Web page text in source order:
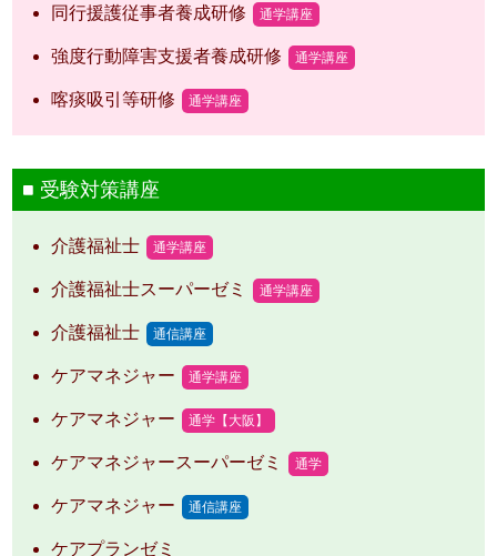
同行援護従事者養成研修 通学講座
強度行動障害支援者養成研修 通学講座
喀痰吸引等研修 通学講座
受験対策講座
介護福祉士 通学講座
介護福祉士スーパーゼミ 通学講座
介護福祉士 通信講座
ケアマネジャー 通学講座
ケアマネジャー 通学【大阪】
ケアマネジャースーパーゼミ 通学
ケアマネジャー 通信講座
ケアプランゼミ